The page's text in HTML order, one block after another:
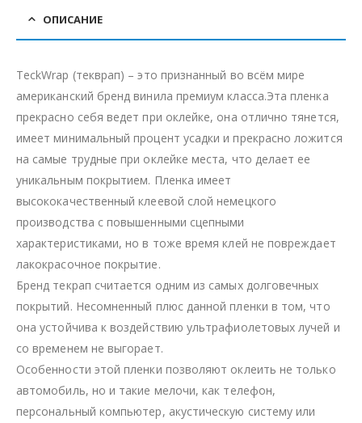
ОПИСАНИЕ
TeckWrap (текврап) – это признанный во всём мире
американский бренд винила премиум класса.Эта пленка
прекрасно себя ведет при оклейке, она отлично тянется,
имеет минимальный процент усадки и прекрасно ложится
на самые трудные при оклейке места, что делает ее
уникальным покрытием. Пленка имеет
высококачественный клеевой слой немецкого
производства с повышенными сцепными
характеристиками, но в тоже время клей не повреждает
лакокрасочное покрытие.
Бренд текрап считается одним из самых долговечных
покрытий. Несомненный плюс данной пленки в том, что
она устойчива к воздействию ультрафиолетовых лучей и
со временем не выгорает.
Особенности этой пленки позволяют оклеить не только
автомобиль, но и такие мелочи, как телефон,
персональный компьютер, акустическую систему или